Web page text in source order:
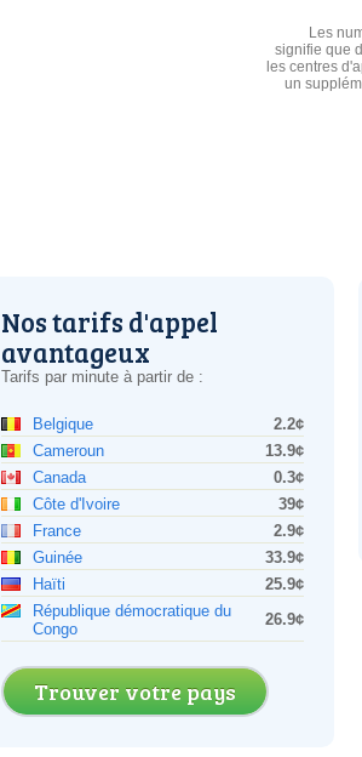
Les
signifie que
les centres
un
Nos tarifs d'appel
avantageux
Tarifs par minute à partir de :
Belgique
2.2¢
Cameroun
13.9¢
Canada
0.3¢
Côte d'Ivoire
39¢
France
2.9¢
Guinée
33.9¢
Haïti
25.9¢
République démocratique du
Congo
26.9¢
Trouver votre pays